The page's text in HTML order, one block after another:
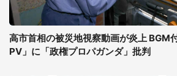
高市首相の被災地視察動画が炎上 BGM
PV」に「政権プロパガンダ」批判